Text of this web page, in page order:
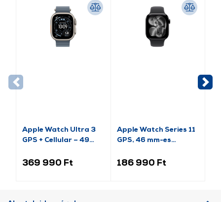
Apple Watch Ultra 3
GPS + Cellular – 49
acélkék óceán szíj
369 990 Ft
Apple Watch Series 11
GPS, 46 mm-es
alumíniumtok, fekete
186 990 Ft